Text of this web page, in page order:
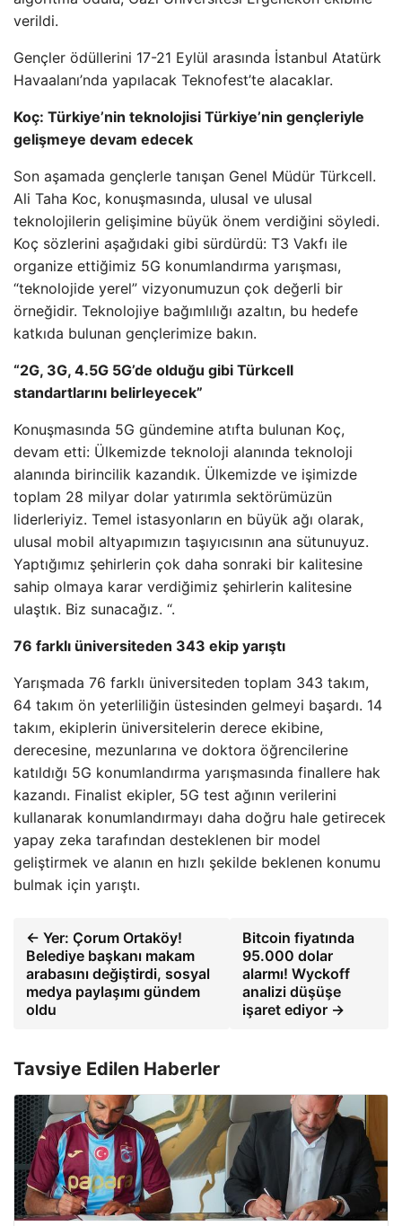
verildi.
Gençler ödüllerini 17-21 Eylül arasında İstanbul Atatürk
Havaalanı’nda yapılacak Teknofest’te alacaklar.
Koç: Türkiye’nin teknolojisi Türkiye’nin gençleriyle
gelişmeye devam edecek
Son aşamada gençlerle tanışan Genel Müdür Türkcell.
Ali Taha Koc, konuşmasında, ulusal ve ulusal
teknolojilerin gelişimine büyük önem verdiğini söyledi.
Koç sözlerini aşağıdaki gibi sürdürdü: T3 Vakfı ile
organize ettiğimiz 5G konumlandırma yarışması,
“teknolojide yerel” vizyonumuzun çok değerli bir
örneğidir. Teknolojiye bağımlılığı azaltın, bu hedefe
katkıda bulunan gençlerimize bakın.
“2G, 3G, 4.5G 5G’de olduğu gibi Türkcell
standartlarını belirleyecek”
Konuşmasında 5G gündemine atıfta bulunan Koç,
devam etti: Ülkemizde teknoloji alanında teknoloji
alanında birincilik kazandık. Ülkemizde ve işimizde
toplam 28 milyar dolar yatırımla sektörümüzün
liderleriyiz. Temel istasyonların en büyük ağı olarak,
ulusal mobil altyapımızın taşıyıcısının ana sütunuyuz.
Yaptığımız şehirlerin çok daha sonraki bir kalitesine
sahip olmaya karar verdiğimiz şehirlerin kalitesine
ulaştık. Biz sunacağız. “.
76 farklı üniversiteden 343 ekip yarıştı
Yarışmada 76 farklı üniversiteden toplam 343 takım,
64 takım ön yeterliliğin üstesinden gelmeyi başardı. 14
takım, ekiplerin üniversitelerin derece ekibine,
derecesine, mezunlarına ve doktora öğrencilerine
katıldığı 5G konumlandırma yarışmasında finallere hak
kazandı. Finalist ekipler, 5G test ağının verilerini
kullanarak konumlandırmayı daha doğru hale getirecek
yapay zeka tarafından desteklenen bir model
geliştirmek ve alanın en hızlı şekilde beklenen konumu
bulmak için yarıştı.
← Yer: Çorum Ortaköy!
Belediye başkanı makam
arabasını değiştirdi, sosyal
medya paylaşımı gündem
oldu
Bitcoin fiyatında
95.000 dolar
alarmı! Wyckoff
analizi düşüşe
işaret ediyor →
Tavsiye Edilen Haberler